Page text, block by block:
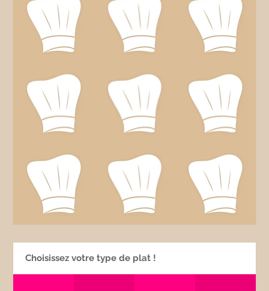
Choisissez votre type de plat !